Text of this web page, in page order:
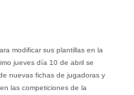
modificar sus plantillas en la
jueves día 10 de abril se
nuevas fichas de jugadoras y
las competiciones de la